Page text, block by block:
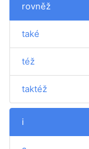
rovněž
také
též
taktéž
i